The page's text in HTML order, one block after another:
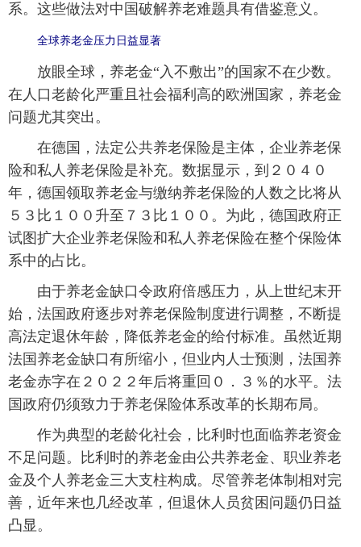
系。这些做法对中国破解养老难题具有借鉴意义。
全球养老金压力日益显著
放眼全球，养老金“入不敷出”的国家不在少数。
在人口老龄化严重且社会福利高的欧洲国家，养老金
问题尤其突出。
在德国，法定公共养老保险是主体，企业养老保
险和私人养老保险是补充。数据显示，到２０４０
年，德国领取养老金与缴纳养老保险的人数之比将从
５３比１００升至７３比１００。为此，德国政府正
试图扩大企业养老保险和私人养老保险在整个保险体
系中的占比。
由于养老金缺口令政府倍感压力，从上世纪末开
始，法国政府逐步对养老保险制度进行调整，不断提
高法定退休年龄，降低养老金的给付标准。虽然近期
法国养老金缺口有所缩小，但业内人士预测，法国养
老金赤字在２０２２年后将重回０．３％的水平。法
国政府仍须致力于养老保险体系改革的长期布局。
作为典型的老龄化社会，比利时也面临养老资金
不足问题。比利时的养老金由公共养老金、职业养老
金及个人养老金三大支柱构成。尽管养老体制相对完
善，近年来也几经改革，但退休人员贫困问题仍日益
凸显。